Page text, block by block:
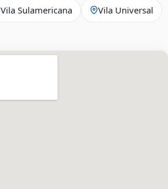
Vila Sulamericana Vila Universal